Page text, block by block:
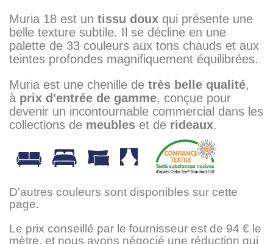
Muria 18 est un tissu doux qui présente une
belle texture subtile. Il se décline en une
palette de 33 couleurs aux tons chauds et aux
teintes profondes magnifiquement équilibrées.
Muria est une chenille de très belle qualité,
à prix d'entrée de gamme, conçue pour
devenir un incontournable commercial dans les
collections de meubles et de rideaux.
D'autres couleurs sont disponibles sur cette
page.
Le prix conseillé par le fournisseur est de 94 € le
mètre, et nous avons négocié une réduction qui